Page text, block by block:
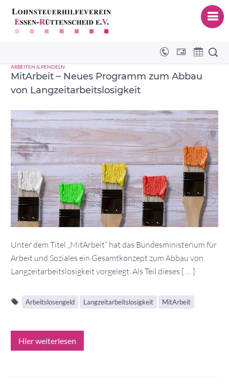
MitArbeit
ARBEITEN & PENDELN
MitArbeit – Neues Programm zum Abbau
von Langzeitarbeitslosigkeit
Unter dem Titel „MitArbeit“ hat das Bundesministerium für
Arbeit und Soziales ein Gesamtkonzept zum Abbau von
Langzeitarbeitslosigkeit vorgelegt. Als Teil dieses [ … ]
Arbeitslosengeld Langzeitarbeitslosigkeit MitArbeit
Hier weiterlesen